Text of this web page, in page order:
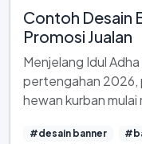
Contoh Desain
Promosi Jualan
Menjelang Idul
pertengahan 2026,
hewan kurban
#desain banner